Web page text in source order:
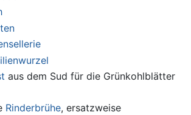
aus dem Sud für die Grünkohlblätter
Rinderbrühe, ersatzweise